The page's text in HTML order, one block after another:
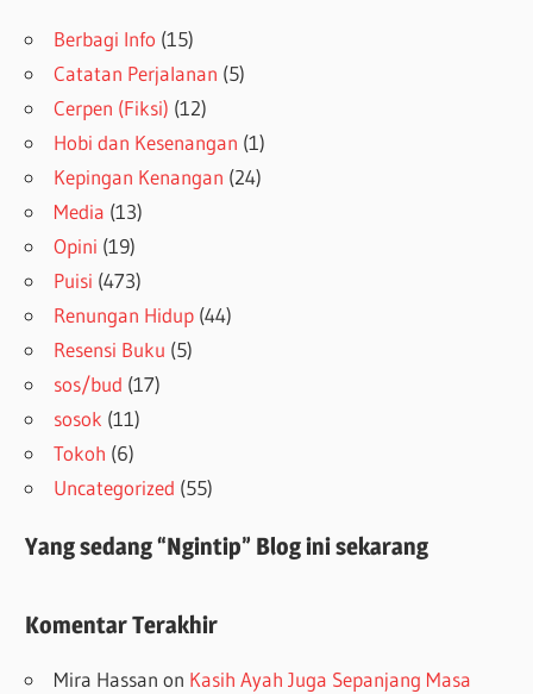
Berbagi Info (15)
Catatan Perjalanan (5)
Cerpen (Fiksi) (12)
Hobi dan Kesenangan (1)
Kepingan Kenangan (24)
Media (13)
Opini (19)
Puisi (473)
Renungan Hidup (44)
Resensi Buku (5)
sos/bud (17)
sosok (11)
Tokoh (6)
Uncategorized (55)
Yang sedang “Ngintip” Blog ini sekarang
Komentar Terakhir
Mira Hassan on Kasih Ayah Juga Sepanjang Masa